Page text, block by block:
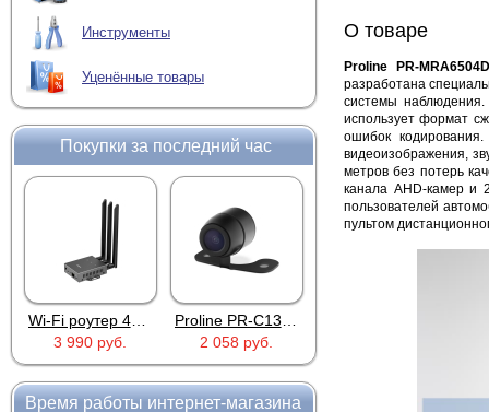
Инструменты
Уценённые товары
Покупки за последний час
2 058 руб.
MIC-803A
263 руб.
Время работы интернет-магазина
О товаре
Proline PR-MRA6504D
разработана
системы наблюдения.
использует формат
ошибок
видеоизображения,
метров без потерь
канала AHD-камер и
пользователей
пультом